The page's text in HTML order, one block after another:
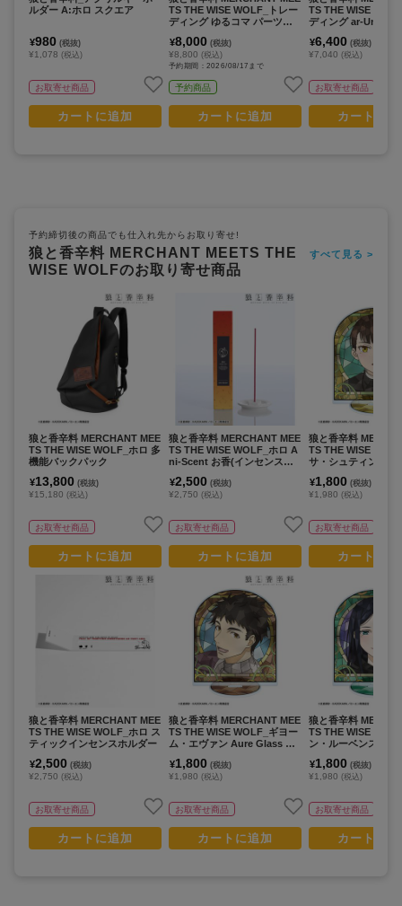
ルダー A:ホロ スクエア
¥980 (税抜)
¥1,078 (税込)
お取寄せ商品
カートに追加
TS THE WISE WOLF_トレー
ディング ゆるコマ パーツ付
ンプリートコンプリートBOX/
10パック入り)
¥8,000 (税抜)
¥8,800 (税込)
予約期間：2026/08/17まで
予約商品
カートに追加
TS THE WISE
ディング ar-Unity
ター(単位/コンプリ
【BOX/8パック入り
¥6,400 (税抜)
¥7,040 (税込)
お取寄せ商品
カートに
予約締切後の商品でも仕入れ先からお取り寄せ!
狼と香辛料 MERCHANT MEETS THE
WISE WOLFのお取り寄せ商品
すべて見る >
狼と香辛料 MERCHANT MEE
TS THE WISE WOLF_ホロ 多
機能バックパック
¥13,800 (税抜)
¥15,180 (税込)
お取寄せ商品
カートに追加
狼と香辛料 MERCHANT MEE
TS THE WISE WOLF_ホロ ス
ティックインセンスホルダー
¥2,500 (税抜)
¥2,750 (税込)
お取寄せ商品
カートに追加
狼と香辛料 MERCHANT MEE
TS THE WISE WOLF_ホロ A
ni-Scent お香(インセンスス
¥2,500 (税抜)
¥2,750 (税込)
お取寄せ商品
カートに追加
狼と香辛料 MERCHANT MEE
TS THE WISE WOLF_ギヨー
ム・エヴァン Aure Glass BI
¥1,800 (税抜)
¥1,980 (税込)
お取寄せ商品
カートに追加
狼と香辛料
TS THE WISE
サ・シュティングハ
ド
¥1,800 (税抜)
¥1,980 (税込)
お取寄せ商品
カートに
狼と香辛料
TS THE WISE
ン・ルーベンス
¥1,800 (税抜)
¥1,980 (税込)
お取寄せ商品
カートに